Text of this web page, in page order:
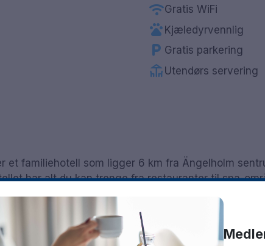
wifiGratis WiFi
pets Kjæledyrvennlig
local_parking Gratis parkering
deck Utendørs servering
et familiehotell som ligger 6 km fra Ängelholm
har alt du kan trenge fra restauranter til spa-
finner du også 25 golfklubber. Når du bor på Hotell
har å tilby, hvorfor ikke ta en utflukt til Bjärehalvön
du få tilgang til hotellets rolige avslapningsområde
boblebad.